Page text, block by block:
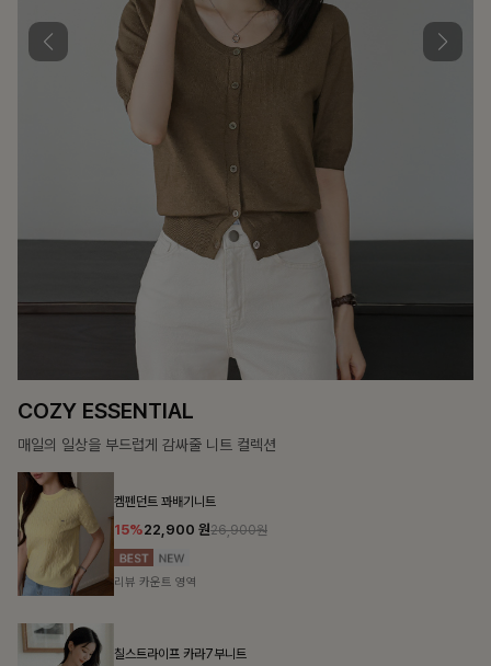
리뷰 카운트 영역
캠릿리본 뷔스티에원피스+티셔츠SET
14% 46,300원
리뷰 카운트 영역
테킷미 레터링티셔츠+반바지SET
18%29,900
리뷰 카운트 영역